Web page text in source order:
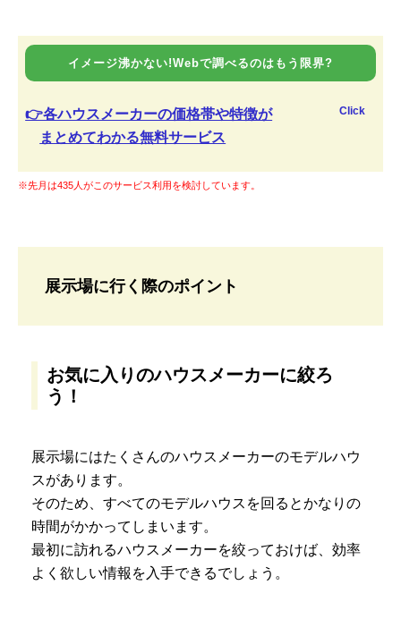
イメージ沸かない!Webで調べるのはもう限界?
👉各ハウスメーカーの価格帯や特徴が
まとめてわかる無料サービス
Click
※先月は435人がこのサービス利用を検討しています。
展示場に行く際のポイント
お気に入りのハウスメーカーに絞ろ
う！
展示場にはたくさんのハウスメーカーのモデルハウ
スがあります。
そのため、すべてのモデルハウスを回るとかなりの
時間がかかってしまいます。
最初に訪れるハウスメーカーを絞っておけば、効率
よく欲しい情報を入手できるでしょう。